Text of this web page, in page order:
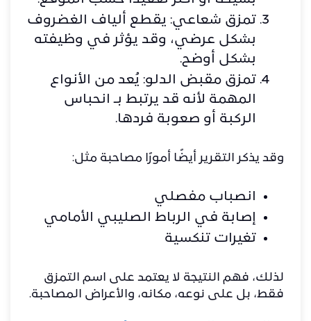
تمزق شعاعي: يقطع ألياف الغضروف
بشكل عرضي، وقد يؤثر في وظيفته
بشكل أوضح.
تمزق مقبض الدلو: يُعد من الأنواع
المهمة لأنه قد يرتبط بـ انحباس
الركبة أو صعوبة فردها.
وقد يذكر التقرير أيضًا أمورًا مصاحبة مثل:
انصباب مفصلي
إصابة في الرباط الصليبي الأمامي
تغيرات تنكسية
لذلك، فهم النتيجة لا يعتمد على اسم التمزق
فقط، بل على نوعه، مكانه، والأعراض المصاحبة.